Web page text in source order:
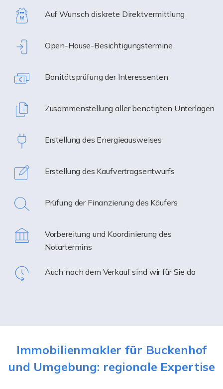
Auf Wunsch diskrete Direktvermittlung
Open-House-Besichtigungstermine
Bonitätsprüfung der Interessenten
Zusammenstellung aller benötigten Unterlagen
Erstellung des Energieausweises
Erstellung des Kaufvertragsentwurfs
Prüfung der Finanzierung des Käufers
Vorbereitung und Koordinierung des
Notartermins
Auch nach dem Verkauf sind wir für Sie da
Immobilienmakler für Buckenhof
und Umgebung: regionale Expertise